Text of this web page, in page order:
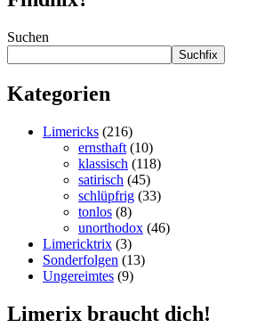
Suchen
Suchfix
Kategorien
Limericks (216)
ernsthaft (10)
klassisch (118)
satirisch (45)
schlüpfrig (33)
tonlos (8)
unorthodox (46)
Limericktrix (3)
Sonderfolgen (13)
Ungereimtes (9)
Limerix braucht dich!